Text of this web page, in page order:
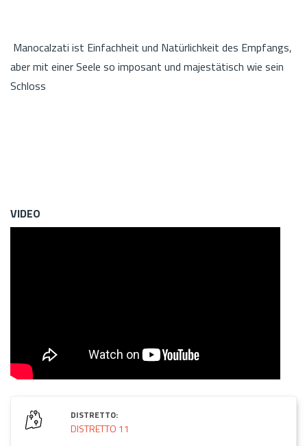
Manocalzati ist Einfachheit und Natürlichkeit des Empfangs,
aber mit einer Seele so imposant und majestätisch wie sein
Schloss
VIDEO
DISTRETTO:
DISTRETTO 11